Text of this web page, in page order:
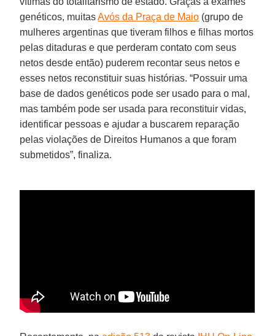
genéticos, muitasAvós da Praça de Maio (grupo de
mulheres argentinas que tiveram filhos e filhas mortos
pelas ditaduras e que perderam contato com seus
netos desde então) puderem recontar seus netos e
esses netos reconstituir suas histórias. “Possuir uma
base de dados genéticos pode ser usado para o mal,
mas também pode ser usada para reconstituir vidas,
identificar pessoas e ajudar a buscarem reparação
pelas violações de Direitos Humanos a que foram
submetidos”, finaliza.